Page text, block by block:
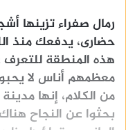
رمال صفراء تزينها
حضارى، يدفعك منذ
هذه المنطقة
معظمهم أناس لا
من الكلام، إنها
بحثوا عن النجاح